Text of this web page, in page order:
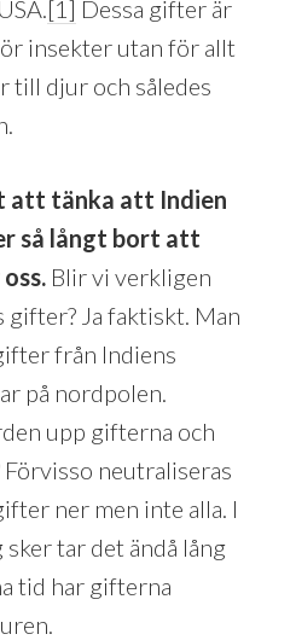
[1] Dessa gifter är
insekter utan för allt
till djur och således
att tänka att Indien
så långt bort att
Blir vi verkligen
gifter? Ja faktiskt. Man
från Indiens
på nordpolen.
upp gifterna och
neutraliseras
ner men inte alla. I
tar det ändå lång
tid har gifterna